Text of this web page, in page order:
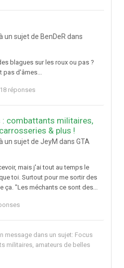
un sujet de BenDeR dans
blagues sur les roux ou pas ?
pas d'âmes...
réponses
: combattants militaires,
& plus !
un sujet de JeyM dans GTA
mais j'ai tout au temps le
toi. Surtout pour me sortir des
ça. "Les méchants ce sont des...
message dans un sujet: Focus
militaires, amateurs de belles